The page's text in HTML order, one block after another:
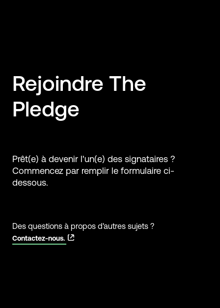
Rejoindre The
Pledge
Prêt(e) à devenir l'un(e) des signataires ?
Commencez par remplir le formulaire ci-
dessous.
Des questions à propos d'autres sujets ?
Contactez-nous.